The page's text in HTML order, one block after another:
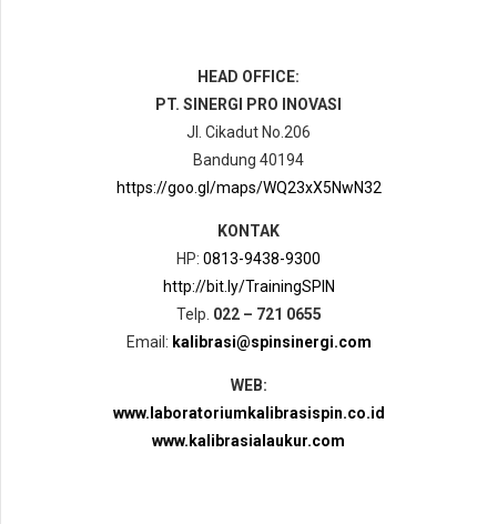
HEAD OFFICE:
PT. SINERGI PRO INOVASI
Jl. Cikadut No.206
Bandung 40194
https://goo.gl/maps/WQ23xX5NwN32
KONTAK
HP: 0813-9438-9300
http://bit.ly/TrainingSPIN
Telp. 022 – 721 0655
Email: kalibrasi@spinsinergi.com
WEB:
www.laboratoriumkalibrasispin.co.id
www.kalibrasialaukur.com